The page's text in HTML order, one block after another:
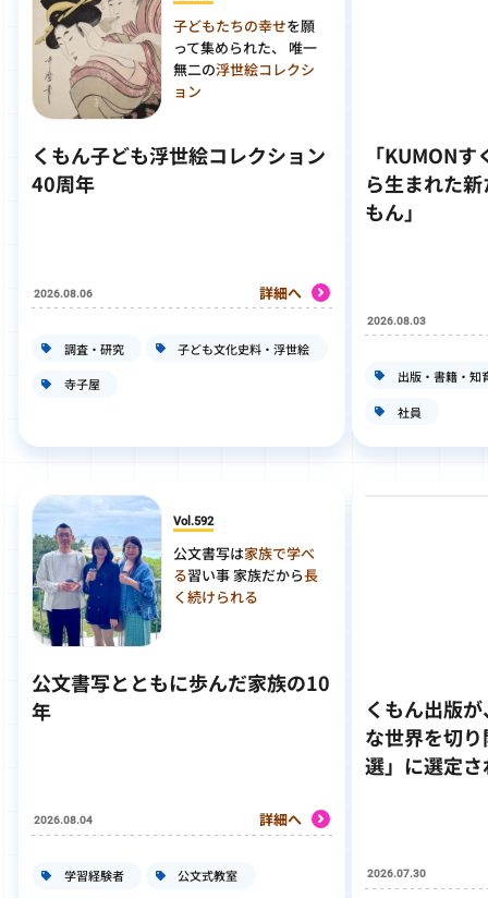
子どもたちの幸せを願
って集められた、 唯一
無二の浮世絵コレクシ
ョン
くもん子ども浮世絵コレクション
40周年
2026.08.06 詳細へ
調査・研究 子ども文化史料・浮世絵
寺子屋
Vol.592
公文書写は家族で学べ
る習い事 家族だから長
く続けられる
公文書写とともに歩んだ家族の10
年
2026.08.04 詳細へ
学習経験者 公文式教室
「KUMON
ら生まれた
もん」
2026.08.03
出版・書籍・知
社員
くもん出版
な世界を切
選」に選定
2026.07.30